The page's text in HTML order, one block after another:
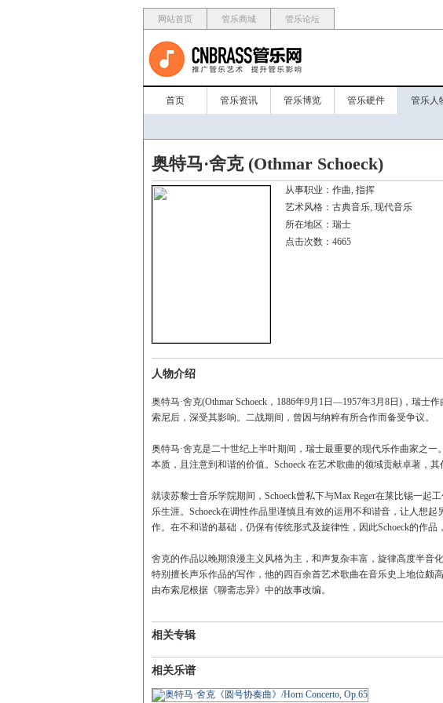
网站首页 管乐商城 管乐论坛
首页 管乐资讯 管乐博览 管乐硬件 管乐人
奥特马·舍克 (Othmar Schoeck)
从事职业：
艺术风格：
所在地区：
点击次数：4665
人物介绍
奥特马·舍克(Othmar Schoeck，1886年9月1日—1957年3月8日)，瑞
索尼后，深受其影响。二战期间，曾因与纳粹有所合作而备受争议。
奥特马·舍克是二十世纪上半叶期间，瑞士最重要的现代乐作曲家之
本质，且注意到和谐的价值。Schoeck 在艺术歌曲的领域贡献卓著，其
就读苏黎士音乐学院期间，Schoeck曾私下与Max Reger在莱比锡一起
乐生涯。Schoeck在调性作品里谨慎且有效的运用不和谐音，让人想起
作。在不和谐的基础，仍保有传统形式及旋律性，因此Schoeck的作品
舍克的作品以晚期浪漫主义风格为主，和声复杂丰富，旋律高度半音
特别擅长声乐作品的写作，他的四百余首艺术歌曲在音乐史上地位颇
由布索尼根据《聊斋志异》中的故事改编。
相关专辑
相关乐谱